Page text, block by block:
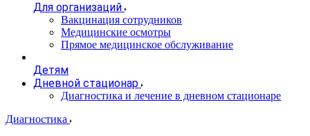
Для организаций
Вакцинация сотрудников
Медицинские осмотры
Прямое медицинское обслуживание
Детям
Дневной стационар
Диагностика и лечение в дневном стационаре
Диагностика